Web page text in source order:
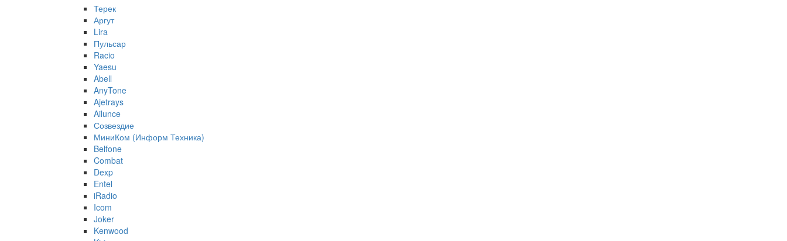
Терек
Аргут
Lira
Пульсар
Racio
Yaesu
Abell
AnyTone
Ajetrays
Ailunce
Созвездие
МиниКом (Информ Техника)
Belfone
Combat
Dexp
Entel
iRadio
Icom
Joker
Kenwood